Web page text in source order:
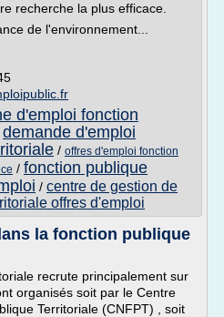
recherche la plus efficace.
de l'environnement...
d'emploi fonction
demande d'emploi
/ offres d'emploi fonction
/ fonction publique
/ centre de gestion de
offres d'emploi
la fonction publique
recrute principalement sur
organisés soit par le Centre
Territoriale (CNFPT) , soit